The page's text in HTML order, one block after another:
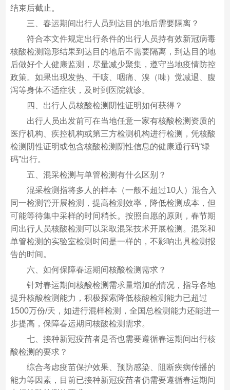
结束后截止。
三、春运期间出行人员到达目的地后需要隔离？
符合本文件规定出行条件的出行人员持有效新冠病毒
核酸检测隐形结果到达目的地后不需要隔离，到达目的地
后做好个人健康监测，尽量减少聚集，遵守当地疫情防控
政策。如果出现发热、干咳、咽痛、溴（味）觉减退、腹
泻等身体不适症状，及时到医院就诊。
四、出行人员核酸检测阴性证明如何获得？
出行人员出发前可在当地任意一家有核酸检测资质的
医疗机构、疾控机构或第三方检测机构进行检测，凭核酸
检测阴性证明或包含核酸检测阴性信息的健康通行码“绿
码”出行。
五、混采检测与单管检测有什么区别？
混采检测指将多人的样本（一般不超过10人）混合入
同一检测管开展检测，提高检测效率，降低检测成本，但
可能等待集中采样的时间稍长。按照自愿的原则，春节期
间出行人员核酸检测可以采取混采技术开展检测。混采和
单管检测的实验室检测时间是一样的，不影响出具检测报
告的时间。
六、如何保障春运期间核酸检测需求？
针对春运期间核酸检测需求量增加的情况，指导各地
提升核酸检测能力，积极探索降低核酸检测能力已超过
1500万份/天，如进行混样检测，全国总检测能力还能进一
步提高，保障春运期间核酸检测需求。
七、接种新冠疫苗者是否也需要遵循春运期间出行核
酸检测的要求？
综合考虑疫苗保护效果、预防感染、阻断疾病传播的
能力等因素，目前已接种新冠疫苗者仍需要遵循春运期间